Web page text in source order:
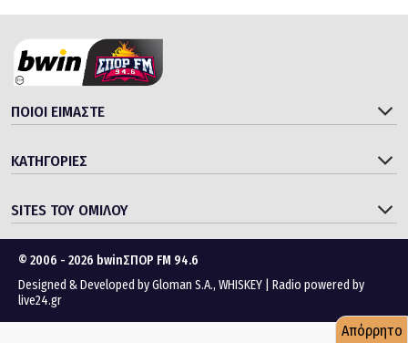
ΠΟΙΟΙ ΕΙΜΑΣΤΕ
ΚΑΤΗΓΟΡΙΕΣ
SITES ΤΟΥ ΟΜΙΛΟΥ
© 2006 - 2026 bwinΣΠΟΡ FM 94.6
live24.gr
Απόρρητο